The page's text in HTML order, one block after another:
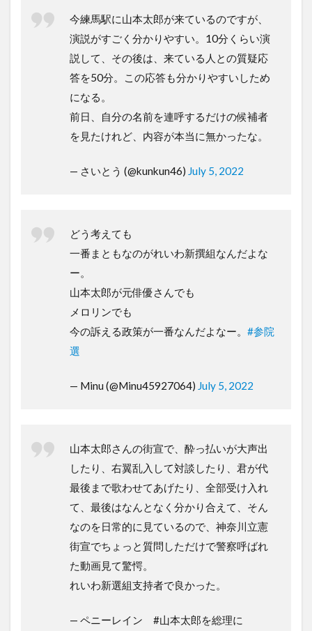
今練馬駅に山本太郎が来ているのですが、
演説がすごく分かりやすい。10分くらい演
説して、その後は、来ている人との質疑応
答を50分。この応答も分かりやすいしため
になる。
前日、自分の名前を連呼するだけの候補者
を見たけれど、内容が本当に無かったな。
— さいとう (@kunkun46) July 5, 2022
どう考えても
一番まともなのがれいわ新撰組なんだよな
ー。
山本太郎が元俳優さんでも
メロリンでも
今の訴える政策が一番なんだよなー。 #参院
選
— Minu (@Minu45927064) July 5, 2022
山本太郎さんの街宣で、酔っ払いが大声出
したり、右翼乱入して対談したり、君が代
最後まで歌わせてあげたり、全部受け入れ
て、最後はなんとなく分かり合えて、そん
なのを日常的に見ているので、神奈川立憲
街宣でちょっと質問しただけで警察呼ばれ
た動画見て驚愕。
れいわ新選組支持者で良かった。
— ペニーレイン #山本太郎を総理に